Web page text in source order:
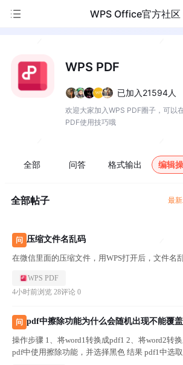
WPS Office官方社区
WPS PDF
已加入21594人
欢迎大家加入WPS PDF圈子，可以
PDF使用技巧哦
全部 问答 格式输出 编辑
全部帖子 最
问 压缩文件名乱码
在微信里面的压缩文件，用WPS打开后，文件名
WPS PDF
4小时前浏览 28评论 0
问 pdf中擦除功能为什么会随机出现不能覆
操作步骤 1、将word1转换成pdf1 2、将word2转
pdf中使用擦除功能，并选择黑色 结果 pdf1中选